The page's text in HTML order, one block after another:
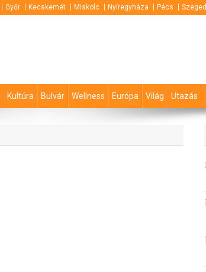
Győr Kecskemét Miskolc Nyíregyháza Pécs Szeged
Kultúra Bulvár Wellness Európa Világ Utazás